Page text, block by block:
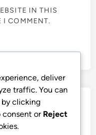
IN THIS
I COMMENT.
deliver
traffic. You can
clicking
consent or Reject